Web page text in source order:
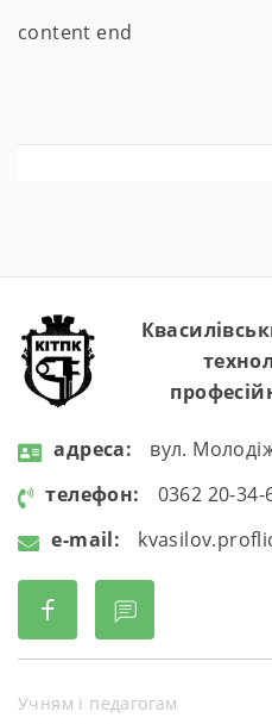
content end
aдресa:
вул.
телефон:
0362 20-34-
e-mail:
Учням і педагогам